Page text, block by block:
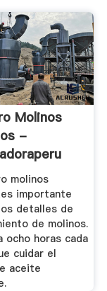
Molinos
-
molinos
importante
detalles de
de molinos.
ocho horas cada
cuidar el
aceite